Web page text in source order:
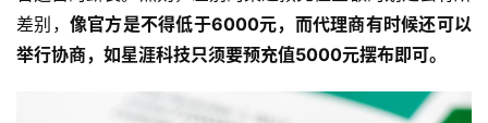
差别， 像官方是不得低于6000元，而代理商有时候还可以
举行协商，如星涯科技只须要预充值5000元摆布即可。